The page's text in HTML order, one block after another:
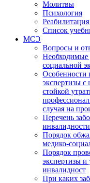
Молитвы
Психология
Список
МСЭ
Вопросы и
Необходимые
социальной
Особенности
экспертизы с
стойкой
случая на
Перечень
инвалидности
Порядок
медико-
Порядок
экспертизы и
инвалидност
При каких